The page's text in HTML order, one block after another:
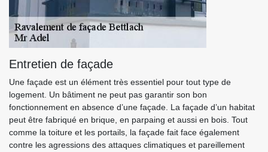
Entretien de façade
Une façade est un élément très essentiel pour tout type de
logement. Un bâtiment ne peut pas garantir son bon
fonctionnement en absence d’une façade. La façade d’un habitat
peut être fabriqué en brique, en parpaing et aussi en bois. Tout
comme la toiture et les portails, la façade fait face également
contre les agressions des attaques climatiques et pareillement